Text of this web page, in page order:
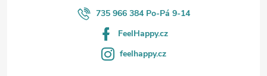
735 966 384 Po-Pá 9-14
FeelHappy.cz
feelhappy.cz